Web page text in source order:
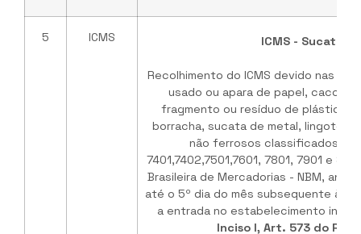
5 ICMS ICMS - Sucata
Recolhimento do ICMS devido nas
usado ou apara de papel, caco
fragmento ou resíduo de plástico,
borracha, sucata de metal, lingote e
não ferrosos classificados
7401,7402,7501,7601, 7801, 7901 e
Brasileira de Mercadorias - NBM,
até o 5º dia do mês subsequente
a entrada no estabelecimento
Inciso I, Art. 573 do